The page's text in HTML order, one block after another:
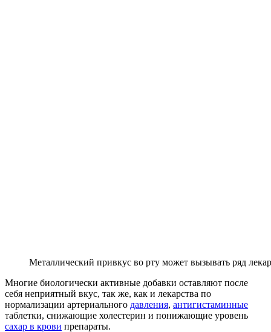
Металлический привкус во рту может вызывать ряд
Многие биологически активные добавки оставляют после
себя неприятный вкус, так же, как и лекарства по
нормализации артериального давления, антигистаминные
таблетки, снижающие холестерин и понижающие уровень
сахар в крови препараты.